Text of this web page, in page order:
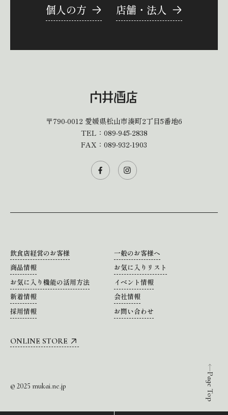
Page Top
個人の方 店舗・法人
〒790-0012 愛媛県松山市湊町2丁目5番地6
TEL： 089-945-2838
FAX：089-932-1903
飲食店経営のお客様
一般のお客様へ
商品情報
お気に入りリスト
お気に入り機能の活用方法
イベント情報
新着情報
会社情報
採用情報
お問い合わせ
ONLINE STORE
© 2025 mukai.ne.jp